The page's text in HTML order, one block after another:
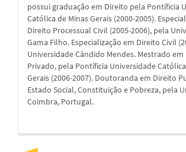
possui graduação em Direito pela Pontíficia
Católica de Minas Gerais (2000-2005).
Direito Processual Civil (2005-2006), pela
Gama Filho. Especialização em Direito Civil
Universidade Cândido Mendes. Mestrado
Privado, pela Pontíficia Universidade
Gerais (2006-2007). Doutoranda em Direito
Estado Social, Constituição e Pobreza, pela
Coimbra, Portugal.